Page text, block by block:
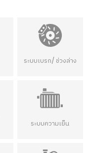
ระบบเบรก/ ช่วงล่าง
ระบบความเย็น